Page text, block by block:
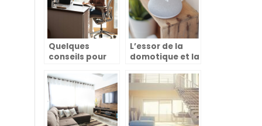
Quelques
conseils pour
chaise de
bureau ?
L’essor de la
domotique et la
cartes
electroniques
pour portails
coulissants